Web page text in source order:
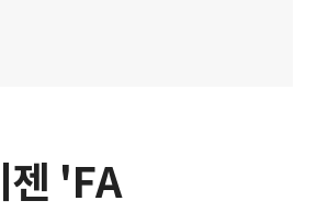
젠 'FA